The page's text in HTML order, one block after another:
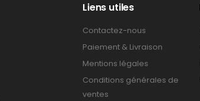
Liens utiles
Contactez-nous
Paiement & Livraison
Mentions légales
Conditions générales de
ventes